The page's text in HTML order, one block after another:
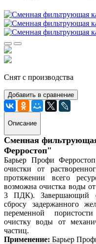
Снят с производства
Добавить в сравнение
Описание
Сменная
Ферростоп"
Барьер Профи
очистки от
протяжении всего
возможна очистка воды
3 ПДК). Завершающий
сбросу задержанного
переменной
очистку воды от
частиц.
Применение: Барьер